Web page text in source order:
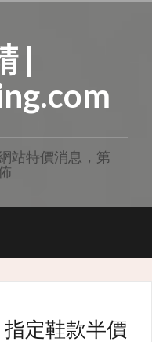
|
站特價消息，第
指定鞋款半價